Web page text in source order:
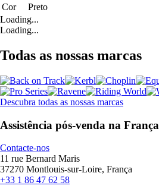
Cor
Preto
Loading...
Loading...
Todas as nossas marcas
Descubra todas as nossas marcas
Assistência pós-venda na França
Contacte-nos
11 rue Bernard Maris
37270 Montlouis-sur-Loire, França
+33 1 86 47 62 58